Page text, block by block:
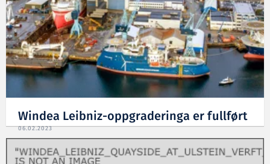
Windea Leibniz-oppgraderinga er fullført
06.02.2023